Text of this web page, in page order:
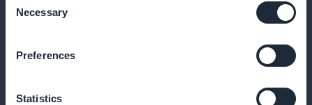
Selection
Necessary
Preferences
Statistics
Corsi disponibili in formato podcast
Offrire podcast in cui gli studenti possono ascoltare